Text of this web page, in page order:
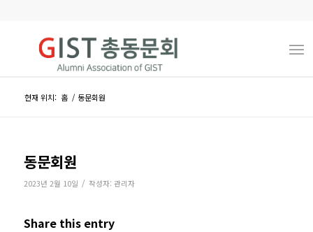
현재 위치: 홈 / 동문회원
동문회원
2023년 2월 10일 / 작성자: 관리자
Share this entry